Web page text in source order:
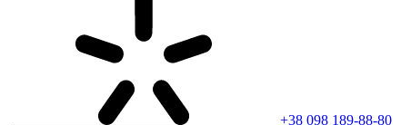
+38 098 189-88-80